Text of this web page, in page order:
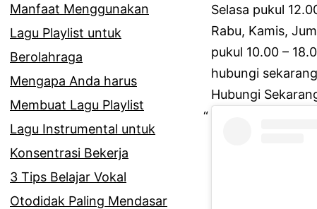
Manfaat Menggunakan
Lagu Playlist untuk
Berolahraga
Mengapa Anda harus
Membuat Lagu Playlist
Lagu Instrumental untuk
Konsentrasi Bekerja
3 Tips Belajar Vokal
Otodidak Paling Mendasar
Selasa pukul
Rabu, Kamis,
pukul 10.00 –
hubungi
Hubungi